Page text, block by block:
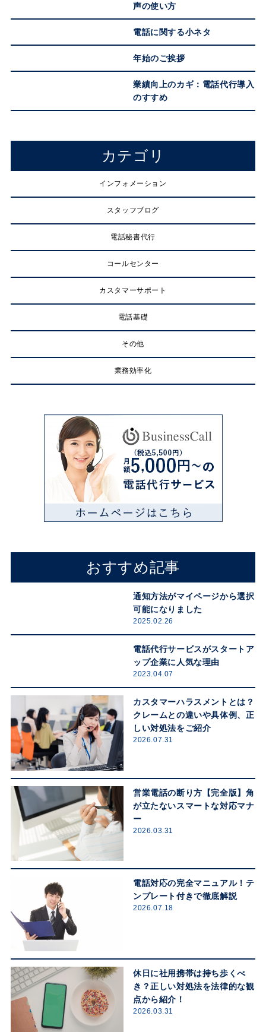
声の使い方
電話に関する小ネタ
年始のご挨拶
業績向上のカギ：電話代行導入
のすすめ
カテゴリ
インフォメーション
スタッフブログ
電話秘書代行
コールセンター
カスタマーサポート
電話基礎
その他
業務効率化
おすすめ記事
通知方法がマイページから選択
可能になりました
2025.02.26
電話代行サービスがスタートア
ップ企業に人気な理由
2023.04.07
カスタマーハラスメントとは？
クレームとの違いや具体例、正
しい対処法をご紹介
2026.07.31
営業電話の断り方【完全版】角
が立たないスマートな対応マナ
ー
2026.03.31
電話対応の完全マニュアル！テ
ンプレート付きで徹底解説
2026.07.18
休日に社用携帯は持ち歩くべ
き？正しい対処法を法律的な観
点から紹介！
2026.03.31